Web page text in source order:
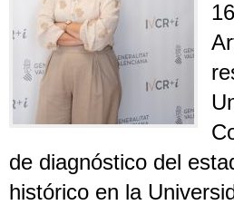
de diagnóstico del
histórico en la